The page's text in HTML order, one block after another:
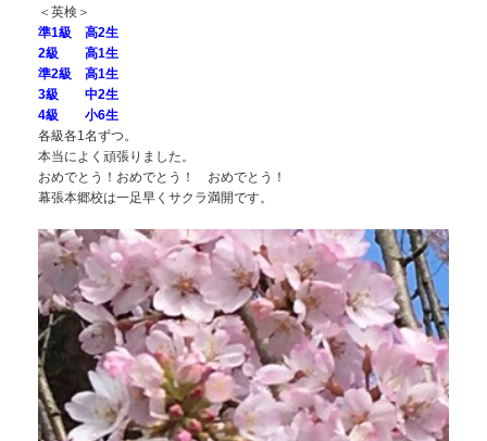
＜英検＞
準1級 高2生
2級 高1生
準2級 高1生
3級 中2生
4級 小6生
各級各1名ずつ。
本当によく頑張りました。
おめでとう！おめでとう！ おめでとう！
幕張本郷校は一足早くサクラ満開です。